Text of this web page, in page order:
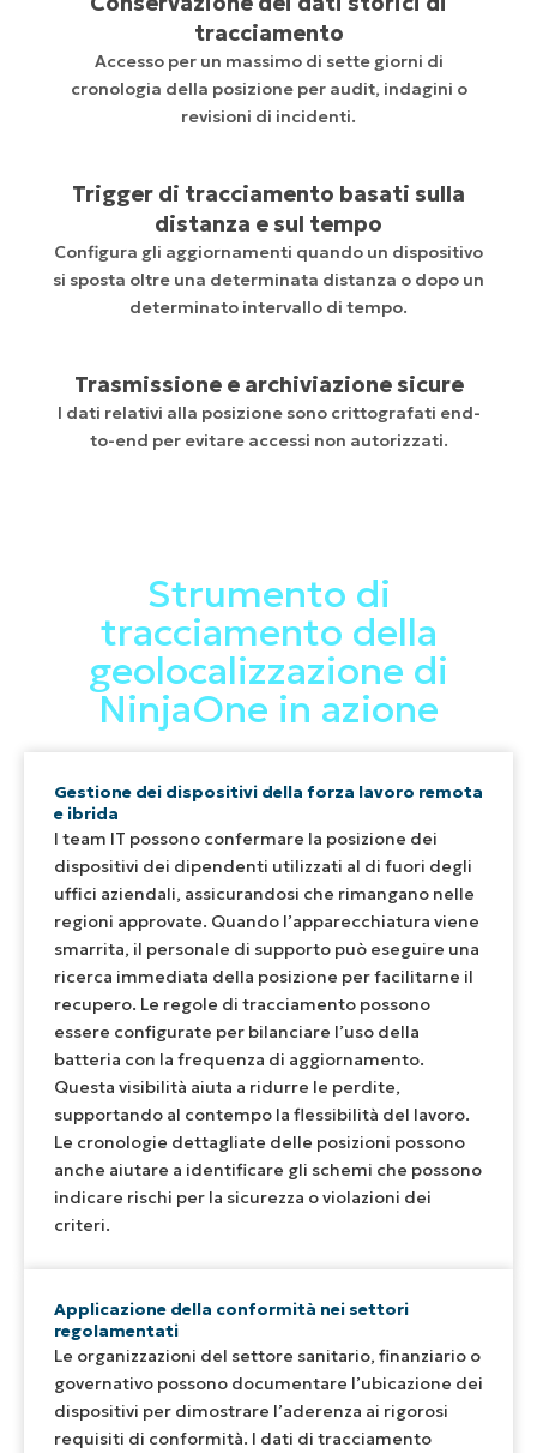
tracciamento
Accesso per un massimo di sette giorni di
cronologia della posizione per audit, indagini o
revisioni di incidenti.
Trigger di tracciamento basati sulla
distanza e sul tempo
Configura gli aggiornamenti quando un dispositivo
si sposta oltre una determinata distanza o dopo un
determinato intervallo di tempo.
Trasmissione e archiviazione sicure
I dati relativi alla posizione sono crittografati end-
to-end per evitare accessi non autorizzati.
Strumento di
tracciamento della
geolocalizzazione di
NinjaOne in azione
Gestione dei dispositivi della forza lavoro remota
e ibrida
I team IT possono confermare la posizione dei
dispositivi dei dipendenti utilizzati al di fuori degli
uffici aziendali, assicurandosi che rimangano nelle
regioni approvate. Quando l’apparecchiatura viene
smarrita, il personale di supporto può eseguire una
ricerca immediata della posizione per facilitarne il
recupero. Le regole di tracciamento possono
essere configurate per bilanciare l’uso della
batteria con la frequenza di aggiornamento.
Questa visibilità aiuta a ridurre le perdite,
supportando al contempo la flessibilità del lavoro.
Le cronologie dettagliate delle posizioni possono
anche aiutare a identificare gli schemi che possono
indicare rischi per la sicurezza o violazioni dei
criteri.
Applicazione della conformità nei settori
regolamentati
Le organizzazioni del settore sanitario, finanziario o
governativo possono documentare l’ubicazione dei
dispositivi per dimostrare l’aderenza ai rigorosi
requisiti di conformità. I dati di tracciamento